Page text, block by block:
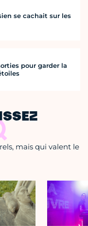
se cachait sur les
pour garder la
mais qui valent le